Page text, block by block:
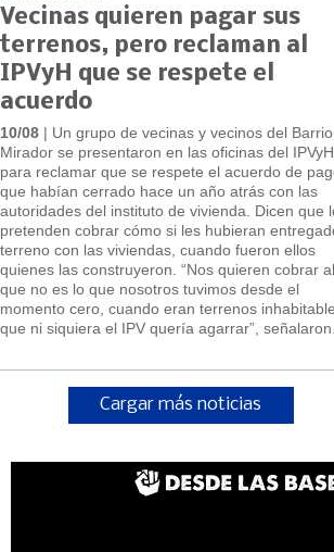
Vecinas quieren pagar sus
terrenos, pero reclaman al
IPVyH que se respete el
acuerdo
10/08 | Un grupo de vecinas y vecinos del Barrio
Mirador se presentaron en las oficinas del IPVyH,
para reclamar que se respete el acuerdo de
que habían cerrado hace un año atrás con las
autoridades del instituto de vivienda. Dicen que
pretenden cobrar cómo si les hubieran
terreno con las viviendas, cuando fueron ellos
quienes las construyeron. “Nos quieren cobrar
que no es lo que nosotros tuvimos desde el
momento cero, cuando eran terrenos
que ni siquiera el IPV quería agarrar”, señalaron.
Cargar más noticias